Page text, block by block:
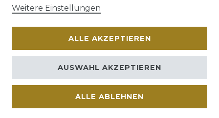
© Copyright 2026 | Alle Rechte vorbehalten.
Weitere Einstellungen
ALLE AKZEPTIEREN
ALLE ABLEHNEN
AUSWAHL AKZEPTIEREN